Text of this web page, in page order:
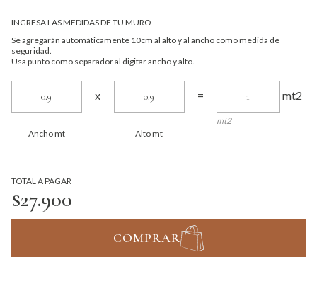
INGRESA LAS MEDIDAS DE TU MURO
Se agregarán automáticamente 10cm al alto y al ancho como medida de
seguridad.
Usa punto como separador al digitar ancho y alto.
Ancho mt
x
Alto mt
= mt2
mt2
TOTAL A PAGAR
$27.900
COMPRAR